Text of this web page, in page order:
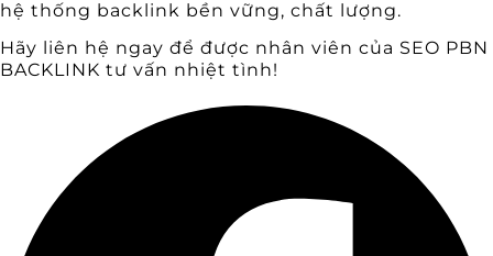
hệ thống backlink bền vững, chất lượng.
Hãy liên hệ ngay để được nhân viên của SEO PBN
BACKLINK tư vấn nhiệt tình!